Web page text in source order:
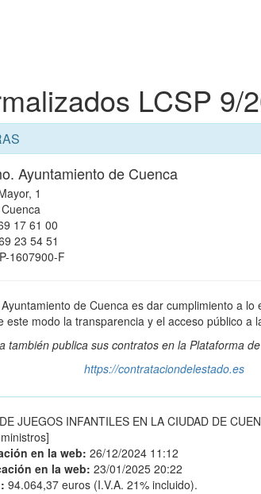
LCSP 9/
Ayuntamiento de Cuenca
1
17 61 00
23 54 51
1607900-F
de Cuenca es dar cumplimiento a
este modo la transparencia y el acceso público a
también publica sus contratos en la Plataforma
https://contrataciondelestado.es
JUEGOS INFANTILES EN LA CIUDAD DE
en la web: 26/12/2024 11:12
en la web: 23/01/2025 20:22
94.064,37 euros (I.V.A. 21% incluido).